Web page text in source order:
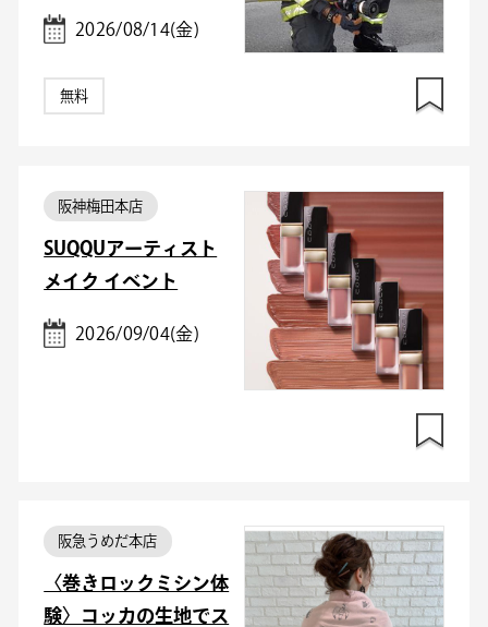
2026/08/14(金)
無料
阪神梅田本店
SUQQUアーティスト
メイク イベント
2026/09/04(金)
阪急うめだ本店
〈巻きロックミシン体
験〉コッカの生地でス